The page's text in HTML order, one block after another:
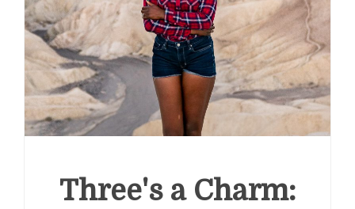
Three's a Charm: